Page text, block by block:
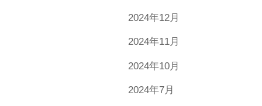
2024年12月
2024年11月
2024年10月
2024年7月